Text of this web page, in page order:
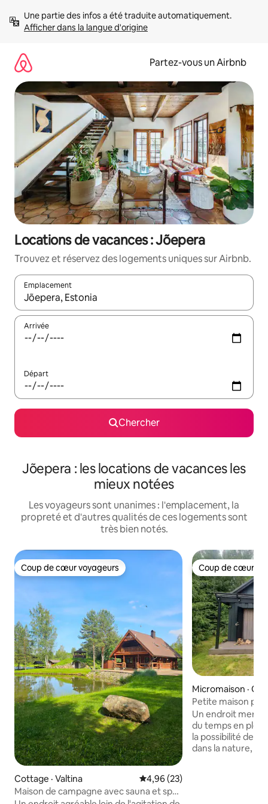
directement
Afficher dans la langue d'origine
Partez-vous un Airbnb
Locations de vacances : Jõepera
Trouvez et réservez des logements uniques sur Airbnb.
Emplacement
Quand les résultats sont affichés, parcourez-les en utilisant
Arrivée
Départ
Chercher
Jõepera : les locations de vacances les
mieux notées
Les voyageurs sont unanimes : l'emplacement, la
propreté et d'autres qualités de ces logements sont
très bien notés.
Coup de cœur voyageurs
Coup de cœur voyageurs
Cottage · Valtina Note moyenne de 4,96 sur 5,
4,96 (23)
Maison de campagne avec sauna et spa
Coup de cœur
Coup de cœur
Micromaison ·
Petite maison
Un endroit
du temps en pleine
la possibilité de
dans la nature,